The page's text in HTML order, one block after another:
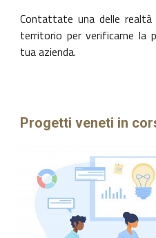
Contattate una delle
territorio per verificarne la
tua azienda.
Progetti veneti in